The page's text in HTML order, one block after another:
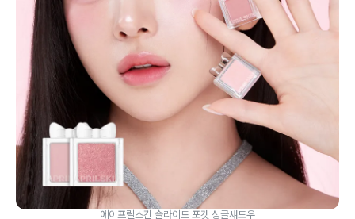
에이프릴스킨 슬라이드 포켓 싱글섀도우